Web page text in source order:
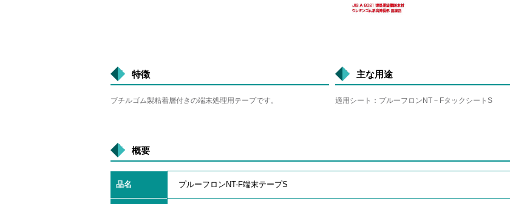
特徴
ブチルゴム製粘着層付きの端末処理用テープです。
主な用途
適用シート：プルーフロンNT－FタックシートS
概要
品名 プルーフロンNT-F端末テープS